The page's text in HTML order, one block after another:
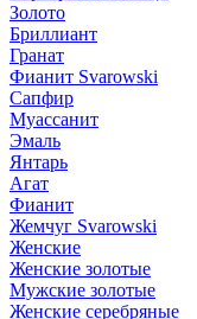
Золото
Бриллиант
Гранат
Фианит Svarowski
Сапфир
Муассанит
Эмаль
Янтарь
Агат
Фианит
Жемчуг Svarowski
Женские
Женские золотые
Мужские золотые
Женские серебряные